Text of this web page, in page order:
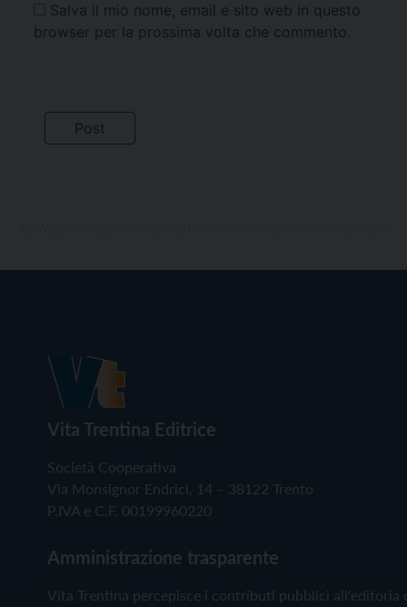
Salva il mio nome, email e sito web in questo
browser per la prossima volta che commento.
Vita Trentina Editrice
Società Cooperativa
Via Monsignor Endrici, 14 – 38122 Trento
P.IVA e C.F. 00199960220
Amministrazione trasparente
Vita Trentina percepisce i contributi pubblici all'editoria